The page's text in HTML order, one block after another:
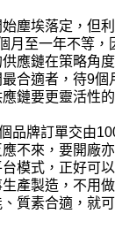
塵埃落定，但
月至一年不等
應鏈在策略角
合適者，待9
鏈要更靈活性的
品牌訂單交由
不來，要開廠
模式，正好可
產製造，不用
質素合適，就